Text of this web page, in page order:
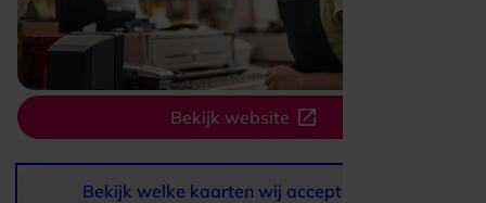
Bekijk website
Bekijk welke kaarten wij accepteren